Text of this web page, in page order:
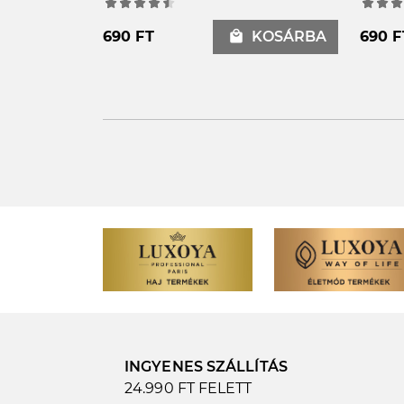
690 FT local_mall KOSÁRBA 690
INGYENES SZÁLLÍTÁS
24.990 FT FELETT